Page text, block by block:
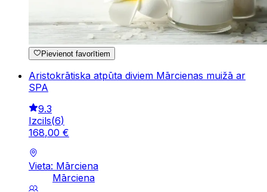
Pievienot favorītiem
Aristokrātiska atpūta diviem Mārcienas muižā ar
SPA
9.3
Izcils(6)
168,00 €
Vieta: Mārciena
Mārciena